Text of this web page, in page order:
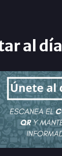
al día